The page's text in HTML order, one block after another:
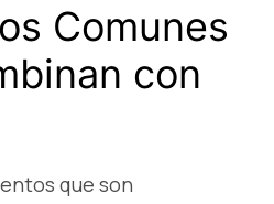
Comunes
con
que son